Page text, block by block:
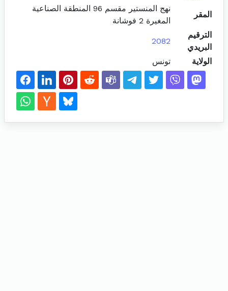
المقر
نهج المنستير مقسم 96 المنطقة الصناعية
المغيرة 2 فوشانة
الترقيم
البريدي
2082
الولاية تونس